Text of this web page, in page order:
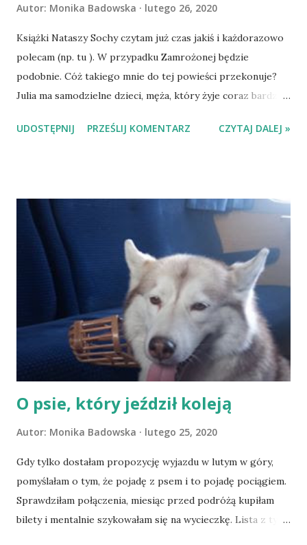
Autor: Monika Badowska lutego 26, 2020
Książki Nataszy Sochy czytam już czas jakiś i każdorazowo
polecam (np. tu ). W przypadku Zamrożonej będzie
podobnie. Cóż takiego mnie do tej powieści przekonuje?
Julia ma samodzielne dzieci, męża, który żyje coraz bardziej
Co więcej, nigdy nie spodziewała się, że takie właśnie będzie
swoich najbliższych tego, że można ją marginalizować.
Bodźcem do zmiany jest podsłuchana w kawiarni rozmowa i
następstwa owego podsłuchiwania. Julia nieśmiało próbuje
nowego, odważa się na coś, czego jak sądziła dotychczas,
robić nie powinna. Dzięki tym małym krokom, w kobiecie
budzi się ta, która głowę miała pełną marzeń, wiedziała, co
lubi, dążyła do realizacji swoich pasji i żyła pełnią życia.
Zamrożona to historia kobiet zogniskowana w postaci
jednej z ...
UDOSTĘPNIJ PRZEŚLIJ KOMENTARZ CZYTAJ DALEJ »
O psie, który jeździł koleją
Autor: Monika Badowska lutego 25, 2020
Gdy tylko dostałam propozycję wyjazdu w lutym w góry,
pomyślałam o tym, że pojadę z psem i to pojadę pociągiem.
Sprawdziłam połączenia, miesiąc przed podróżą kupiłam
bilety i mentalnie szykowałam się na wycieczkę. Lista z tym,